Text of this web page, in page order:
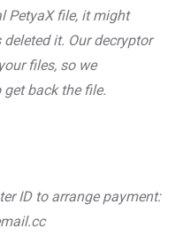
PetyaX file, it might
it. Our decryptor
files, so we
back the file.
ID to arrange payment: